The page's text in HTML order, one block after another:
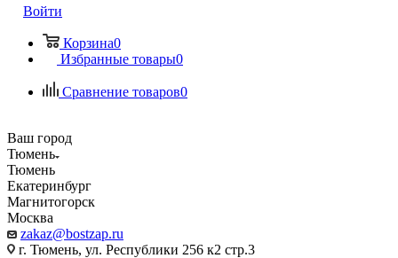
Войти
Корзина0
Избранные товары0
Сравнение товаров0
Ваш город
Тюмень
Тюмень
Екатеринбург
Магнитогорск
Москва
zakaz@bostzap.ru
г. Тюмень, ул. Республики 256 к2 стр.3